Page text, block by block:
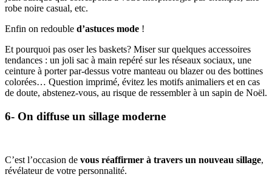
robe noire casual, etc.
Enfin on redouble d’astuces mode !
Et pourquoi pas oser les baskets? Miser sur quelques accessoires
tendances : un joli sac à main repéré sur les réseaux sociaux, une
ceinture à porter par-dessus votre manteau ou blazer ou des bottines
colorées… Question imprimé, évitez les motifs animaliers et en cas
de doute, abstenez-vous, au risque de ressembler à un sapin de Noël.
6- On diffuse un sillage moderne
C’est l’occasion de vous réaffirmer à travers un nouveau sillage,
révélateur de votre personnalité.